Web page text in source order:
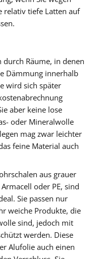
relativ tiefe Latten auf
Räume, in denen
Dämmung innerhalb
wird sich später
aber keine lose
oder Mineralwolle
mag zwar leichter
feine Material auch
aus grauer
oder PE, sind
Sie passen nur
weiche Produkte, die
sind, jedoch mit
werden. Diese
Alufolie auch einen